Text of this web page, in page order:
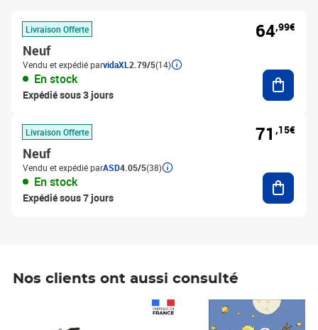
Livraison Offerte
Neuf
Vendu et expédié parvidaXL 2.79/5(14)
En stock
Expédié sous 3 jours
64,99€
Livraison Offerte
Neuf
Vendu et expédié parASD4.05/5(38)
En stock
Expédié sous 7 jours
71 ,15€
Nos clients ont aussi consulté
Prix 7,50€